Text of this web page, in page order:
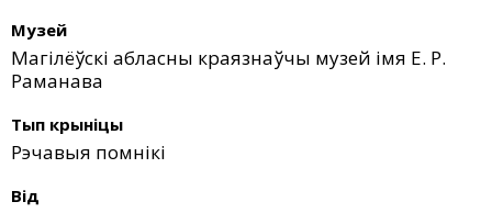
Музей
Магілёўскі абласны краязнаўчы музей імя Е. Р.
Раманава
Тып крыніцы
Рэчавыя помнікі
Від